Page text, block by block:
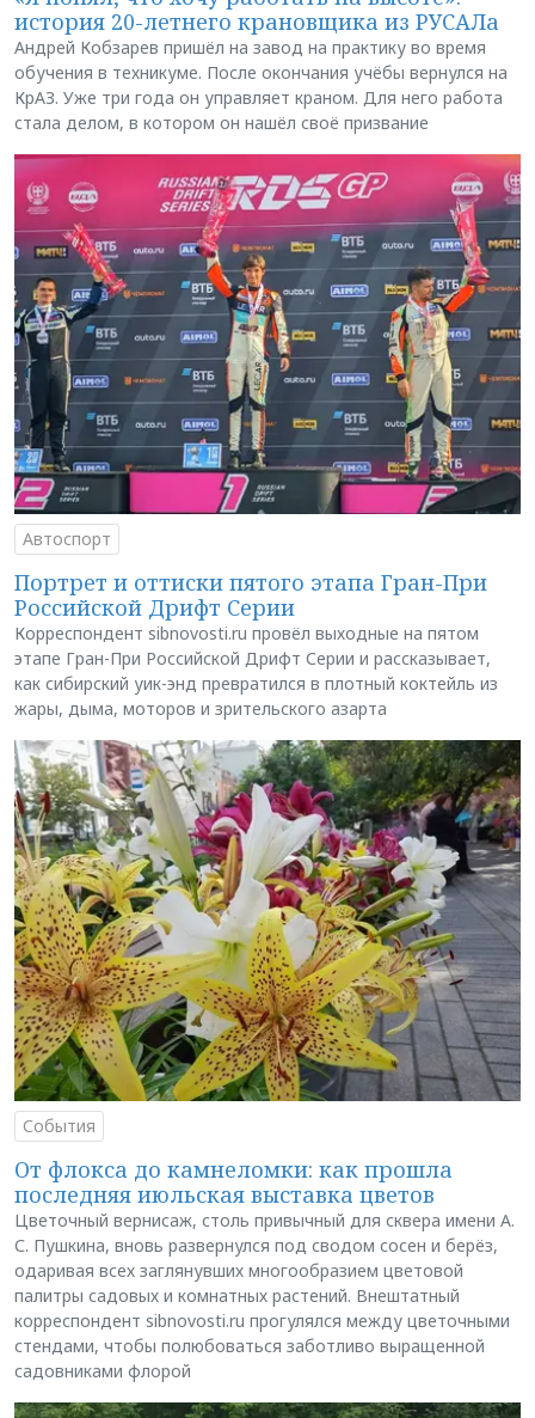
история 20-летнего крановщика из РУСАЛа
Андрей Кобзарев пришёл на завод на практику во время
обучения в техникуме. После окончания учёбы вернулся на
КрАЗ. Уже три года он управляет краном. Для него работа
стала делом, в котором он нашёл своё призвание
Автоспорт
Портрет и оттиски пятого этапа Гран-При
Российской Дрифт Серии
Корреспондент sibnovosti.ru провёл выходные на пятом
этапе Гран-При Российской Дрифт Серии и рассказывает,
как сибирский уик-энд превратился в плотный коктейль из
жары, дыма, моторов и зрительского азарта
События
От флокса до камнеломки: как прошла
последняя июльская выставка цветов
Цветочный вернисаж, столь привычный для сквера имени А.
С. Пушкина, вновь развернулся под сводом сосен и берёз,
одаривая всех заглянувших многообразием цветовой
палитры садовых и комнатных растений. Внештатный
корреспондент sibnovosti.ru прогулялся между цветочными
стендами, чтобы полюбоваться заботливо выращенной
садовниками флорой